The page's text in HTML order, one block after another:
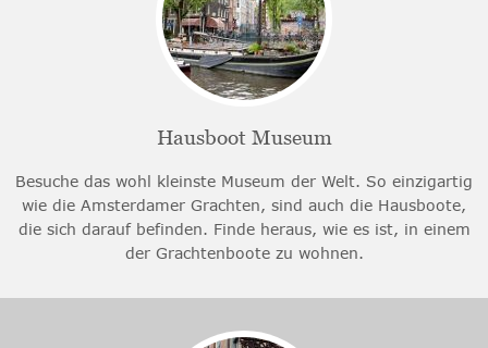
Hausboot Museum
Besuche das wohl kleinste Museum der Welt. So einzigartig
wie die Amsterdamer Grachten, sind auch die Hausboote,
die sich darauf befinden. Finde heraus, wie es ist, in einem
der Grachtenboote zu wohnen.